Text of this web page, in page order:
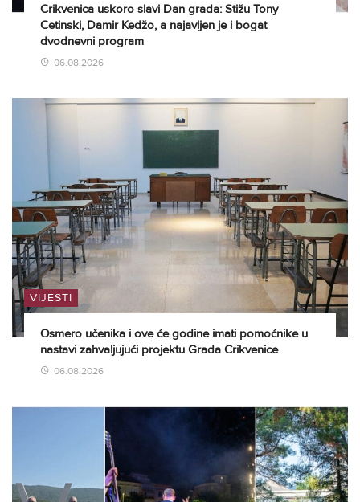
Crikvenica uskoro slavi Dan grada: Stižu Tony
Cetinski, Damir Kedžo, a najavljen je i bogat
dvodnevni program
06.08.2026
VIJESTI
Osmero učenika i ove će godine imati pomoćnike u
nastavi zahvaljujući projektu Grada Crikvenice
06.08.2026